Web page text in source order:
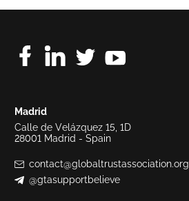
Madrid
Calle de Velázquez 15, 1D
28001 Madrid - Spain
contact@globaltrustassociation.org
@gtasupportbelieve